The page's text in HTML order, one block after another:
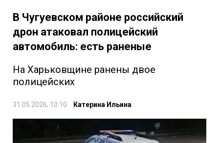
В Чугуевском районе российский
дрон атаковал полицейский
автомобиль: есть раненые
На Харьковщине ранены двое
полицейских
31.05.2026, 10:10 Катерина Ильина